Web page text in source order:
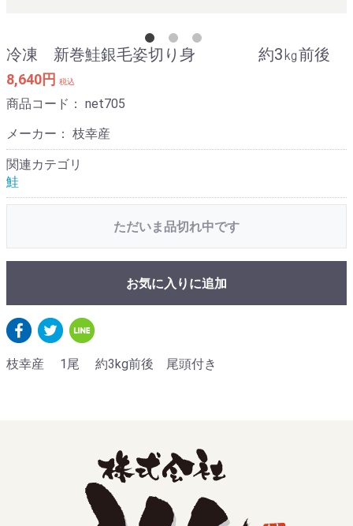
冷凍 新巻鮭銀毛姿切り身 約3㎏前後
8,640円 税込
商品コード： net705
メーカー： 枝幸産
関連カテゴリ
鮭
ただいま品切れ中です
お気に入りに追加
枝幸産 1尾 約3kg前後 尾頭付き